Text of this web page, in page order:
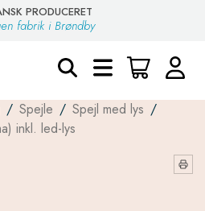
PRODUCERET
fabrik i Brøndby
/ Spejle / Spejl med lys /
inkl. led-lys